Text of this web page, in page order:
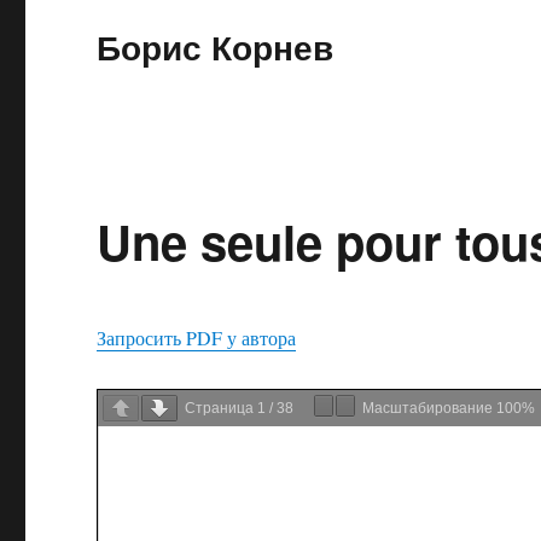
Борис Корнев
Une seule pour
Запросить PDF у автора
Страница 1 /38 Масштабирование 100%